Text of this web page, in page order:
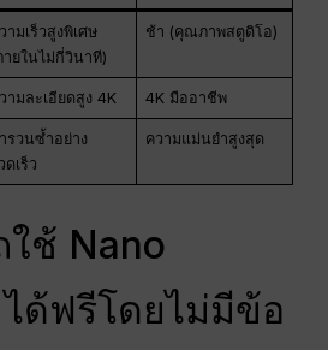
ามเร็วสูงพิเศษ
ายในไม่กี่วินาที)
ช้า (คุณภาพสตูดิโอ)
ามละเอียดสูง 4K 4K มืออาชีพ
รวนซ้ำอย่าง
ดเร็ว
ความแม่นยำสูงสุด
ช้ Nano
ด้ฟรีโดยไม่มีข้อ